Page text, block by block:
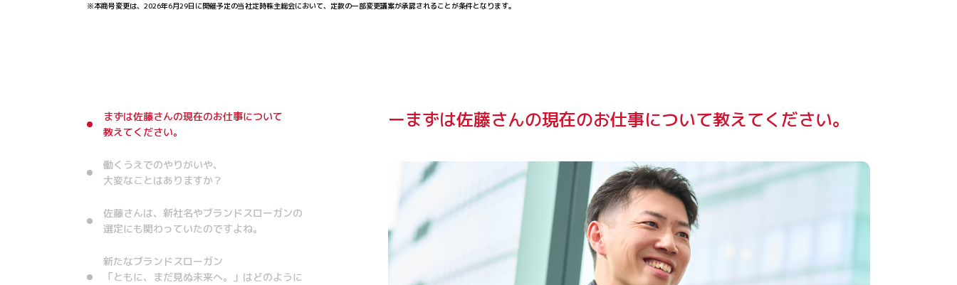
※本商号変更は、2026年6月29日に開催予定の当社定時株主総会において、定款の一部変更議案が承認されることが条件となります。
まずは佐藤さんの現在のお仕事について
教えてください。
働くうえでのやりがいや、
大変なことはありますか？
佐藤さんは、新社名やブランドスローガンの
選定にも関わっていたのですよね。
新たなブランドスローガン
「ともに、まだ見ぬ未来へ。」はどのように
ーまずは佐藤さんの現在のお仕事について教えてください。